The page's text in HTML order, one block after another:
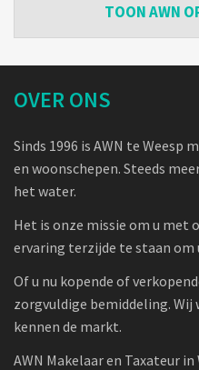
TOONAWN
OVER ONS
Sinds 1996 is AWN te
en woonschepen. Steeds
het water.
Het is onze missie om u met
ervaring terzijde te staan om
Of u nu kopende of
zorgvuldige bemiddeling. Wij
kennen de markt.
AWN Makelaar en Taxateur